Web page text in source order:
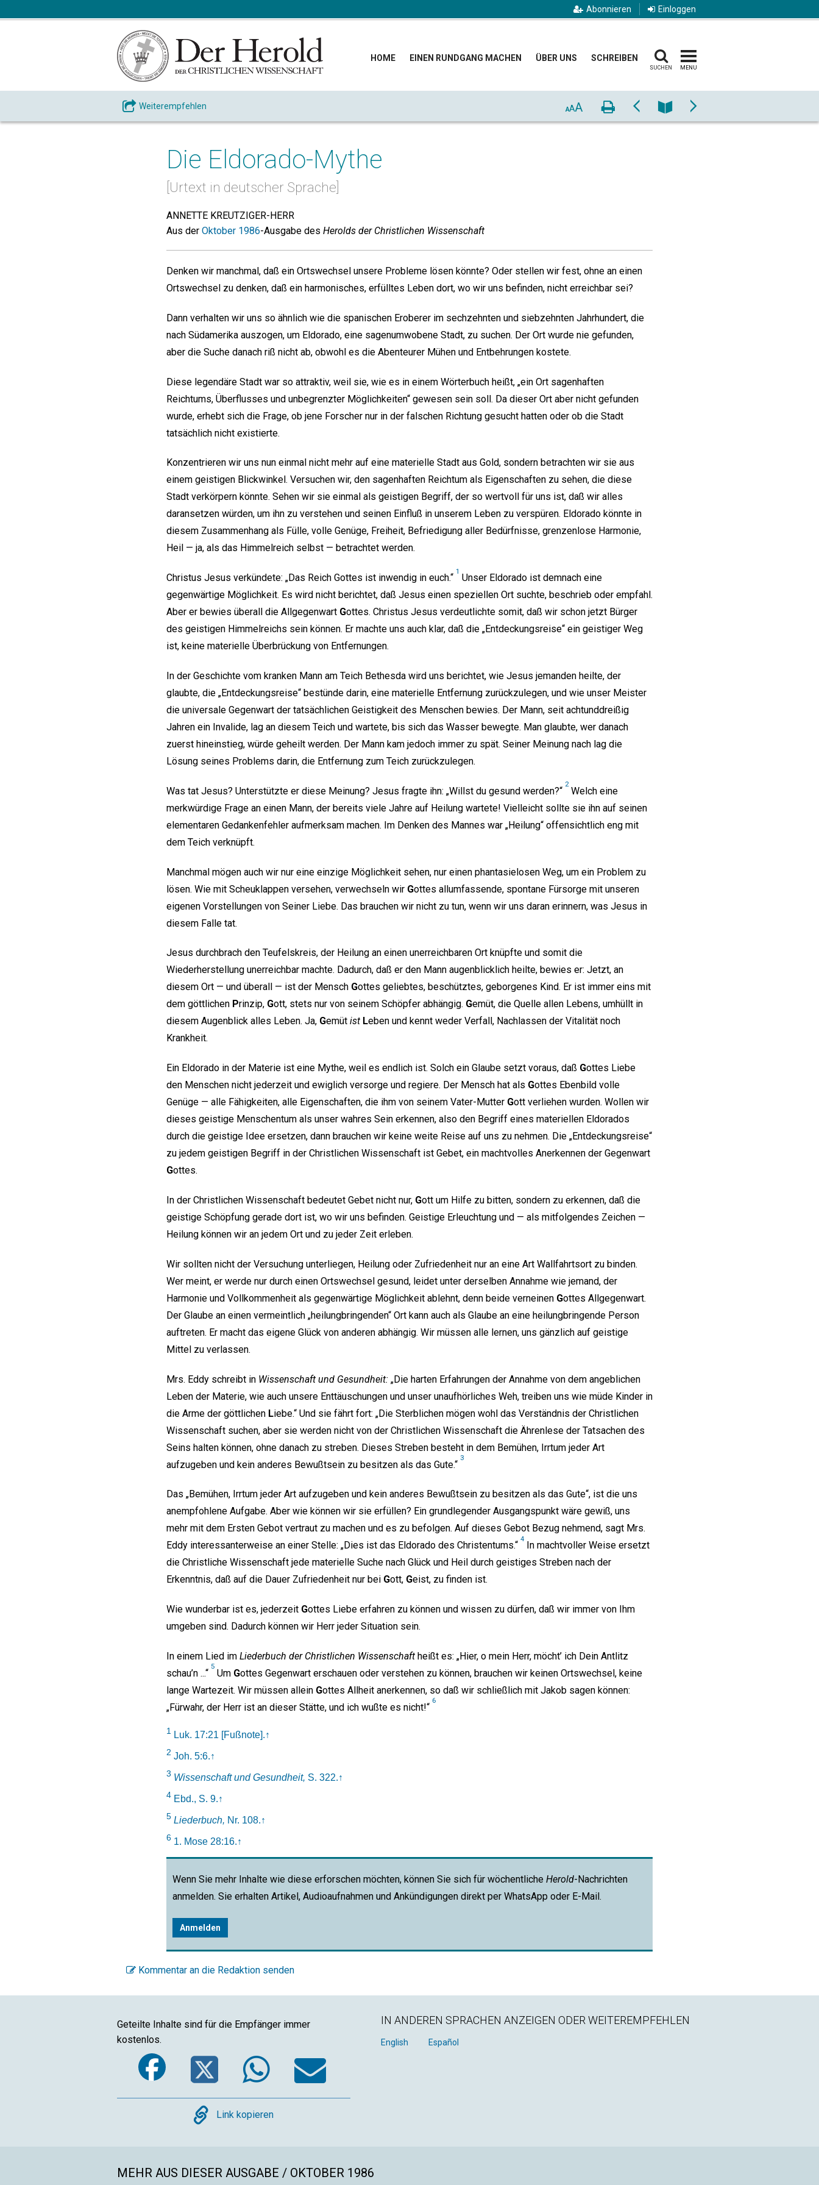
Abonnieren Einloggen
HOME EINEN RUNDGANG MACHEN ÜBER UNS SCHREIBEN
SUCHEN MENU
Weiterempfehlen AAA DruckenZurück NummerVor
Die Eldorado-Mythe
[Urtext in deutscher Sprache]
ANNETTE KREUTZIGER-HERR
Aus der Oktober 1986-Ausgabe des Herolds der Christlichen Wissenschaft
Denken wir manchmal, daß ein Ortswechsel unsere Probleme lösen könnte? Oder stellen wir fest, ohne an einen
Ortswechsel zu denken, daß ein harmonisches, erfülltes Leben dort, wo wir uns befinden, nicht erreichbar sei?
Dann verhalten wir uns so ähnlich wie die spanischen Eroberer im sechzehnten und siebzehnten Jahrhundert, die
nach Südamerika auszogen, um Eldorado, eine sagenumwobene Stadt, zu suchen. Der Ort wurde nie gefunden,
aber die Suche danach riß nicht ab, obwohl es die Abenteurer Mühen und Entbehrungen kostete.
Diese legendäre Stadt war so attraktiv, weil sie, wie es in einem Wörterbuch heißt, „ein Ort sagenhaften
Reichtums, Überflusses und unbegrenzter Möglichkeiten“ gewesen sein soll. Da dieser Ort aber nicht gefunden
wurde, erhebt sich die Frage, ob jene Forscher nur in der falschen Richtung gesucht hatten oder ob die Stadt
tatsächlich nicht existierte.
Konzentrieren wir uns nun einmal nicht mehr auf eine materielle Stadt aus Gold, sondern betrachten wir sie aus
einem geistigen Blickwinkel. Versuchen wir, den sagenhaften Reichtum als Eigenschaften zu sehen, die diese
Stadt verkörpern könnte. Sehen wir sie einmal als geistigen Begriff, der so wertvoll für uns ist, daß wir alles
daransetzen würden, um ihn zu verstehen und seinen Einfluß in unserem Leben zu verspüren. Eldorado könnte in
diesem Zusammenhang als Fülle, volle Genüge, Freiheit, Befriedigung aller Bedürfnisse, grenzenlose Harmonie,
Heil — ja, als das Himmelreich selbst — betrachtet werden.
Christus Jesus verkündete: „Das Reich Gottes ist inwendig in euch.“
1
Unser Eldorado ist demnach eine
gegenwärtige Möglichkeit. Es wird nicht berichtet, daß Jesus einen speziellen Ort suchte, beschrieb oder empfahl.
Aber er bewies überall die Allgegenwart Gottes. Christus Jesus verdeutlichte somit, daß wir schon jetzt Bürger
des geistigen Himmelreichs sein können. Er machte uns auch klar, daß die „Entdeckungsreise“ ein geistiger Weg
ist, keine materielle Überbrückung von Entfernungen.
In der Geschichte vom kranken Mann am Teich Bethesda wird uns berichtet, wie Jesus jemanden heilte, der
glaubte, die „Entdeckungsreise“ bestünde darin, eine materielle Entfernung zurückzulegen, und wie unser Meister
die universale Gegenwart der tatsächlichen Geistigkeit des Menschen bewies. Der Mann, seit achtunddreißig
Jahren ein Invalide, lag an diesem Teich und wartete, bis sich das Wasser bewegte. Man glaubte, wer danach
zuerst hineinstieg, würde geheilt werden. Der Mann kam jedoch immer zu spät. Seiner Meinung nach lag die
Lösung seines Problems darin, die Entfernung zum Teich zurückzulegen.
Was tat Jesus? Unterstützte er diese Meinung? Jesus fragte ihn: „Willst du gesund werden?“
2
Welch eine
merkwürdige Frage an einen Mann, der bereits viele Jahre auf Heilung wartete! Vielleicht sollte sie ihn auf seinen
elementaren Gedankenfehler aufmerksam machen. Im Denken des Mannes war „Heilung“ offensichtlich eng mit
dem Teich verknüpft.
Manchmal mögen auch wir nur eine einzige Möglichkeit sehen, nur einen phantasielosen Weg, um ein Problem zu
lösen. Wie mit Scheuklappen versehen, verwechseln wir Gottes allumfassende, spontane Fürsorge mit unseren
eigenen Vorstellungen von Seiner Liebe. Das brauchen wir nicht zu tun, wenn wir uns daran erinnern, was Jesus in
diesem Falle tat.
Jesus durchbrach den Teufelskreis, der Heilung an einen unerreichbaren Ort knüpfte und somit die
Wiederherstellung unerreichbar machte. Dadurch, daß er den Mann augenblicklich heilte, bewies er: Jetzt, an
diesem Ort — und überall — ist der Mensch Gottes geliebtes, beschütztes, geborgenes Kind. Er ist immer eins mit
dem göttlichen Prinzip, Gott, stets nur von seinem Schöpfer abhängig. Gemüt, die Quelle allen Lebens, umhüllt in
diesem Augenblick alles Leben. Ja, Gemüt ist Leben und kennt weder Verfall, Nachlassen der Vitalität noch
Krankheit.
Ein Eldorado in der Materie ist eine Mythe, weil es endlich ist. Solch ein Glaube setzt voraus, daß Gottes Liebe
den Menschen nicht jederzeit und ewiglich versorge und regiere. Der Mensch hat als Gottes Ebenbild volle
Genüge — alle Fähigkeiten, alle Eigenschaften, die ihm von seinem Vater-Mutter Gott verliehen wurden. Wollen wir
dieses geistige Menschentum als unser wahres Sein erkennen, also den Begriff eines materiellen Eldorados
durch die geistige Idee ersetzen, dann brauchen wir keine weite Reise auf uns zu nehmen. Die „Entdeckungsreise“
zu jedem geistigen Begriff in der Christlichen Wissenschaft ist Gebet, ein machtvolles Anerkennen der Gegenwart
Gottes.
In der Christlichen Wissenschaft bedeutet Gebet nicht nur, Gott um Hilfe zu bitten, sondern zu erkennen, daß die
geistige Schöpfung gerade dort ist, wo wir uns befinden. Geistige Erleuchtung und — als mitfolgendes Zeichen —
Heilung können wir an jedem Ort und zu jeder Zeit erleben.
Wir sollten nicht der Versuchung unterliegen, Heilung oder Zufriedenheit nur an eine Art Wallfahrtsort zu binden.
Wer meint, er werde nur durch einen Ortswechsel gesund, leidet unter derselben Annahme wie jemand, der
Harmonie und Vollkommenheit als gegenwärtige Möglichkeit ablehnt, denn beide verneinen Gottes Allgegenwart.
Der Glaube an einen vermeintlich „heilungbringenden“ Ort kann auch als Glaube an eine heilungbringende Person
auftreten. Er macht das eigene Glück von anderen abhängig. Wir müssen alle lernen, uns gänzlich auf geistige
Mittel zu verlassen.
Mrs. Eddy schreibt in Wissenschaft und Gesundheit: „Die harten Erfahrungen der Annahme von dem angeblichen
Leben der Materie, wie auch unsere Enttäuschungen und unser unaufhörliches Weh, treiben uns wie müde Kinder in
die Arme der göttlichen Liebe.“ Und sie fährt fort: „Die Sterblichen mögen wohl das Verständnis der Christlichen
Wissenschaft suchen, aber sie werden nicht von der Christlichen Wissenschaft die Ährenlese der Tatsachen des
Seins halten können, ohne danach zu streben. Dieses Streben besteht in dem Bemühen, Irrtum jeder Art
aufzugeben und kein anderes Bewußtsein zu besitzen als das Gute.“
3
Das „Bemühen, Irrtum jeder Art aufzugeben und kein anderes Bewußtsein zu besitzen als das Gute“, ist die uns
anempfohlene Aufgabe. Aber wie können wir sie erfüllen? Ein grundlegender Ausgangspunkt wäre gewiß, uns
mehr mit dem Ersten Gebot vertraut zu machen und es zu befolgen. Auf dieses Gebot Bezug nehmend, sagt Mrs.
Eddy interessanterweise an einer Stelle: „Dies ist das Eldorado des Christentums.“
4
In machtvoller Weise ersetzt
die Christliche Wissenschaft jede materielle Suche nach Glück und Heil durch geistiges Streben nach der
Erkenntnis, daß auf die Dauer Zufriedenheit nur bei Gott, Geist, zu finden ist.
Wie wunderbar ist es, jederzeit Gottes Liebe erfahren zu können und wissen zu dürfen, daß wir immer von Ihm
umgeben sind. Dadurch können wir Herr jeder Situation sein.
In einem Lied im Liederbuch der Christlichen Wissenschaft heißt es: „Hier, o mein Herr, möcht’ ich Dein Antlitz
schau’n ...“
5
Um Gottes Gegenwart erschauen oder verstehen zu können, brauchen wir keinen Ortswechsel, keine
lange Wartezeit. Wir müssen allein Gottes Allheit anerkennen, so daß wir schließlich mit Jakob sagen können:
„Fürwahr, der Herr ist an dieser Stätte, und ich wußte es nicht!“
6
1 Luk. 17:21 [Fußnote].↑
2 Joh. 5:6.↑
3 Wissenschaft und Gesundheit, S. 322.↑
4 Ebd., S. 9.↑
5 Liederbuch, Nr. 108.↑
6 1. Mose 28:16.↑
Wenn Sie mehr Inhalte wie diese erforschen möchten, können Sie sich für wöchentliche Herold-Nachrichten
anmelden. Sie erhalten Artikel, Audioaufnahmen und Ankündigungen direkt per WhatsApp oder E-Mail.
Anmelden
Kommentar an die Redaktion senden
Geteilte Inhalte sind für die Empfänger immer
kostenlos.
FacebookTwitterWhatsApp
Email
Copy
Link kopieren
IN ANDEREN SPRACHEN ANZEIGEN ODER WEITEREMPFEHLEN
English Español
MEHR AUS DIESER AUSGABE / OKTOBER 1986